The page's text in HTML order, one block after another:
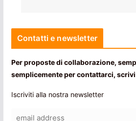
Contatti e newsletter
Per proposte di collaborazione,
semplicemente per contattarci, scrivi
Iscriviti alla nostra newsletter